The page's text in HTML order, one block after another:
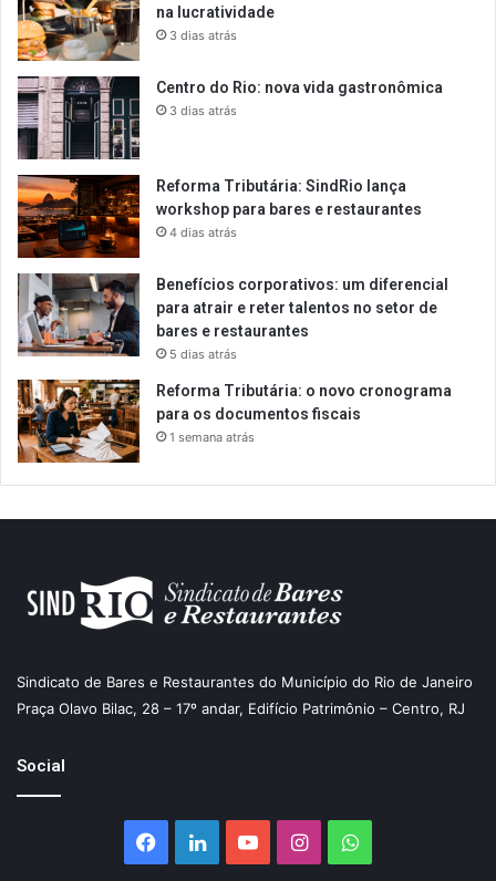
na lucratividade
3 dias atrás
Centro do Rio: nova vida gastronômica
3 dias atrás
Reforma Tributária: SindRio lança
workshop para bares e restaurantes
4 dias atrás
Benefícios corporativos: um diferencial
para atrair e reter talentos no setor de
bares e restaurantes
5 dias atrás
Reforma Tributária: o novo cronograma
para os documentos fiscais
1 semana atrás
Sindicato de Bares e Restaurantes do Município do Rio de Janeiro
Praça Olavo Bilac, 28 – 17º andar, Edifício Patrimônio – Centro, RJ
Social
Facebook
LinkedinYouTubeInstagramWhatsApp